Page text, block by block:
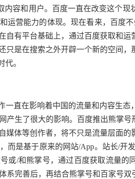
内容和用户。百度一直在改变这个现
运营能力的体现。现在看来，百度
自有平台基础上，通过百度获取和
只是在搜索之外开辟一个新的空间
代。
一直在影响着中国的流量和内容生态
产生了很大的影响。百度推出熊掌号
体等创作者，将不只是流量层面的
而是基于原来的网站/App。站长/开
或/和熊掌号，通过百度获取流量的
系完善后，再结合熊掌号和百家号双